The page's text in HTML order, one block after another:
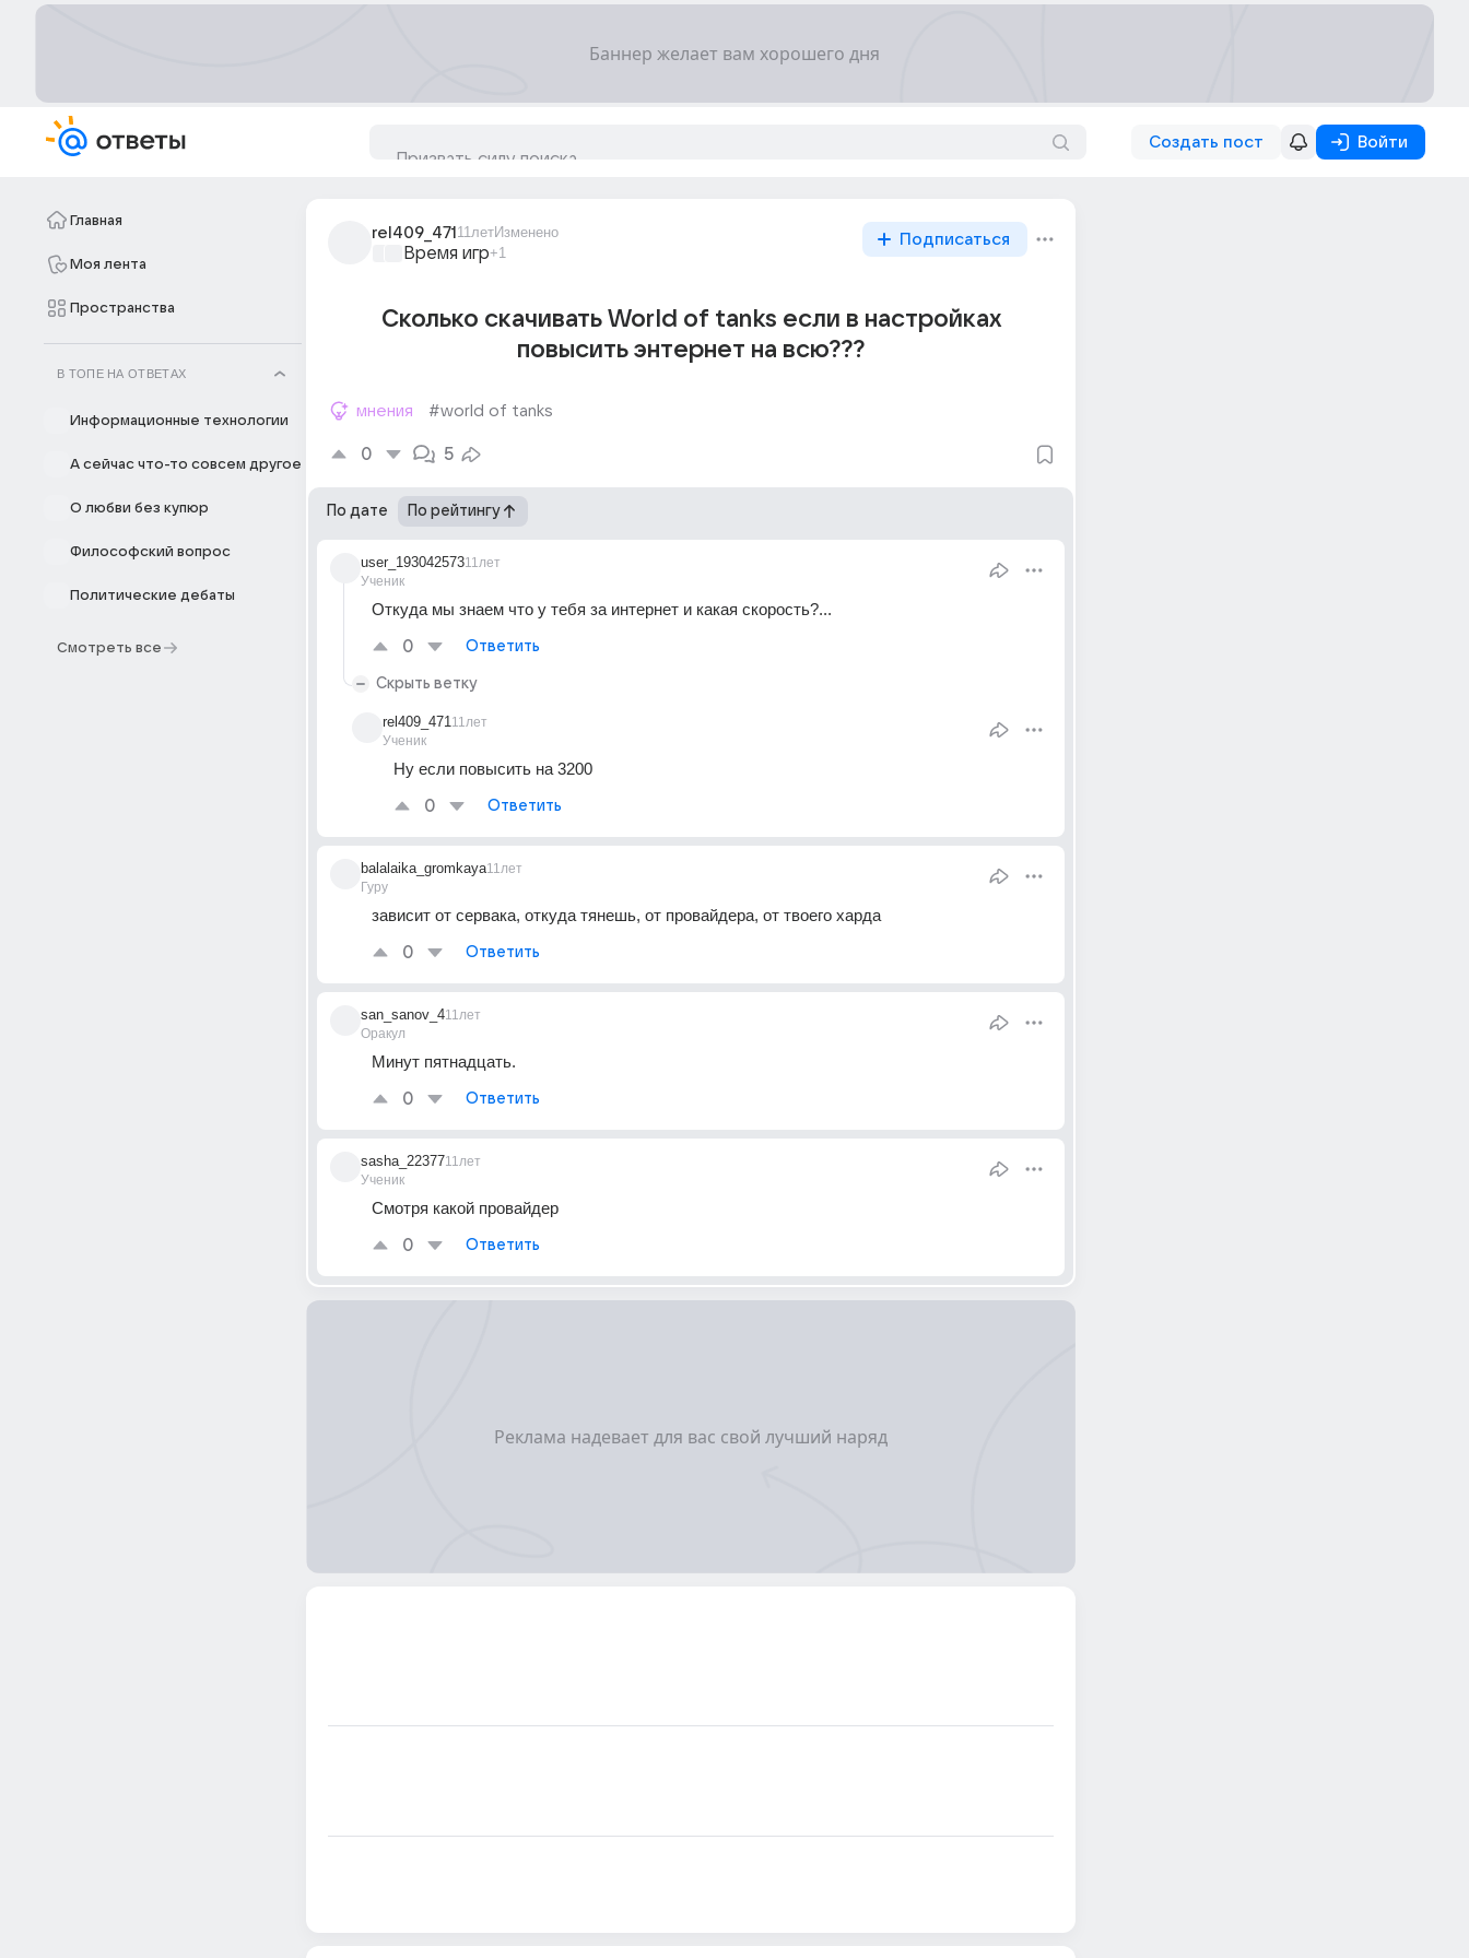
Создать пост Войти
Главная
Моя лента
Пространства
В ТОПЕ НА ОТВЕТАХ
Информационные технологии
А сейчас что-то совсем другое
О любви без купюр
Философский вопрос
Политические дебаты
Смотреть все
rel409_471 11летИзменено
Время игр+1
Подписаться
Сколько скачивать World of tanks если в настройках
повысить энтернет на всю???
мнения #world of tanks
0 5
По дате По рейтингу
user_193042573
Ученик
11лет
Откуда мы знаем что у тебя за интернет и какая скорость?...
0 Ответить
Скрыть ветку
rel409_471
Ученик
11лет
Ну если повысить на 3200
0 Ответить
balalaika_gromkaya
Гуру
11лет
зависит от сервака, откуда тянешь, от провайдера, от твоего харда
0 Ответить
san_sanov_4
Оракул
11лет
Минут пятнадцать.
0 Ответить
sasha_22377
Ученик
11лет
Смотря какой провайдер
0 Ответить